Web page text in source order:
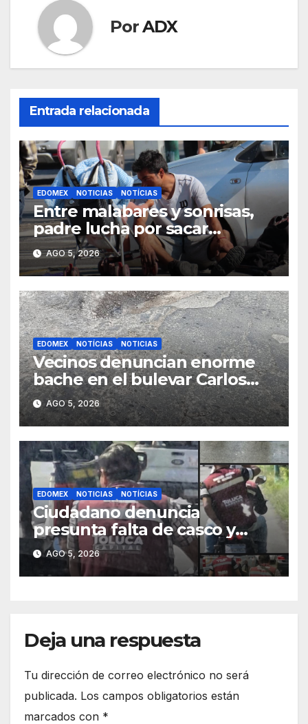
PorADX
Entrada relacionada
EDOMEX NOTICIAS NOTÍCIAS
Entre malabares y sonrisas,
padre lucha por sacar
adelante a su hija en calles de
Toluca
AGO 5, 2026
EDOMEX NOTÍCIAS NOTICIAS
Vecinos denuncian enorme
bache en el bulevar Carlos
Hank de Santiago
Tianguistenco
AGO 5, 2026
EDOMEX NOTICIAS NOTÍCIAS
Ciudadano denuncia
presunta falta de casco y
placas en motocicleta de
personal del Ayuntamiento
de Toluca
AGO 5, 2026
Deja una respuesta
Tu dirección de correo electrónico no será
publicada. Los campos obligatorios están
marcados con *